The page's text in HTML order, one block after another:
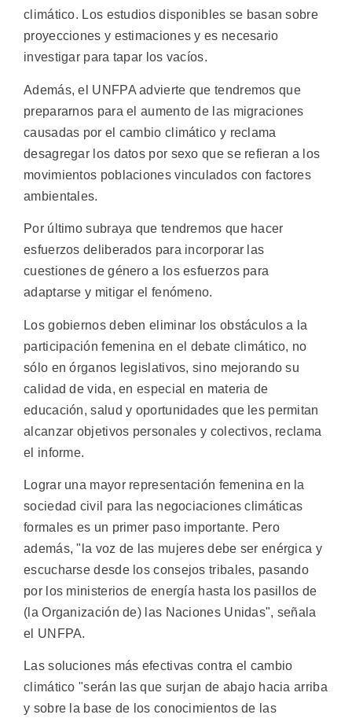
climático. Los estudios disponibles se basan sobre
proyecciones y estimaciones y es necesario
investigar para tapar los vacíos.
Además, el UNFPA advierte que tendremos que
prepararnos para el aumento de las migraciones
causadas por el cambio climático y reclama
desagregar los datos por sexo que se refieran a los
movimientos poblaciones vinculados con factores
ambientales.
Por último subraya que tendremos que hacer
esfuerzos deliberados para incorporar las
cuestiones de género a los esfuerzos para
adaptarse y mitigar el fenómeno.
Los gobiernos deben eliminar los obstáculos a la
participación femenina en el debate climático, no
sólo en órganos legislativos, sino mejorando su
calidad de vida, en especial en materia de
educación, salud y oportunidades que les permitan
alcanzar objetivos personales y colectivos, reclama
el informe.
Lograr una mayor representación femenina en la
sociedad civil para las negociaciones climáticas
formales es un primer paso importante. Pero
además, "la voz de las mujeres debe ser enérgica y
escucharse desde los consejos tribales, pasando
por los ministerios de energía hasta los pasillos de
(la Organización de) las Naciones Unidas", señala
el UNFPA.
Las soluciones más efectivas contra el cambio
climático "serán las que surjan de abajo hacia arriba
y sobre la base de los conocimientos de las